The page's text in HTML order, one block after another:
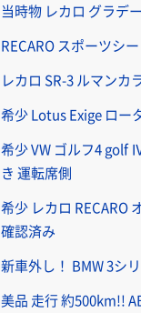
当時物 レカロ グラデ
RECARO スポーツシ
レカロ SR-3 ルマンカ
希少 Lotus Exige ロー
希少 VW ゴルフ4 golf
き 運転席側
希少 レカロ RECARO
確認済み
新車外し！ BMW 3シ
美品 走行 約500km!!